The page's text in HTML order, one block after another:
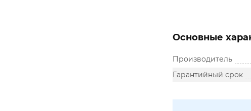
Основные
Производитель
Гарантийный срок